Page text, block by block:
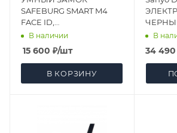
SAFEBURG SMART M4
FACE ID,
ВИДЕОДОМОФОН,
ОТПЕЧАТОК ПАЛЬЦА
В наличии
15 600 ₽/шт
В КОРЗИНУ
В
34 490